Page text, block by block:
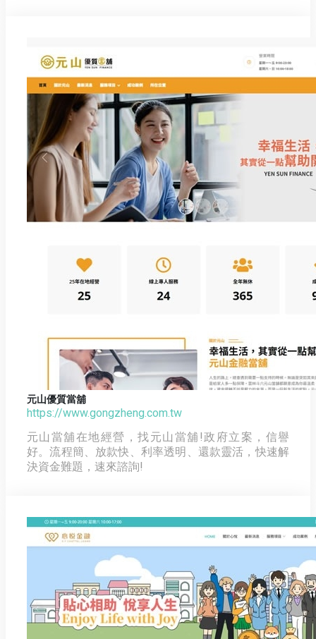
元山優質當舖
https://www.gongzheng.com.tw
元山當舖在地經營，找元山當舖!政府立案，信譽
好。流程簡、放款快、利率透明、還款靈活，快速解
決資金難題，速來諮詢!